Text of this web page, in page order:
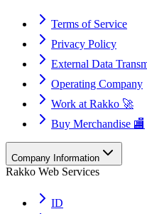
Terms of Service
Privacy Policy
External Data
Operating Company
Work at Rakko 🚀
Buy Merchandise 🏬
Company Information
Rakko Web Services
ID